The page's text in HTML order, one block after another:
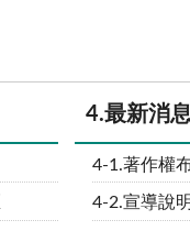
4.最新消息
4-1.著作權
4-2.宣導說